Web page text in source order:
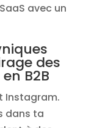
avec un
des
B2B
Instagram.
dans ta